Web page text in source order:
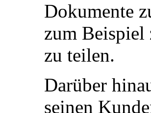
Dokumente
zum Beispiel
zu teilen.
Darüber
seinen